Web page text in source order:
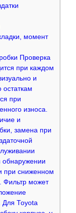
момент
Проверка
при каждом
и
остаткам
при
износа.
и
замена при
обнаружении
при сниженном
Фильтр может
Для Toyota